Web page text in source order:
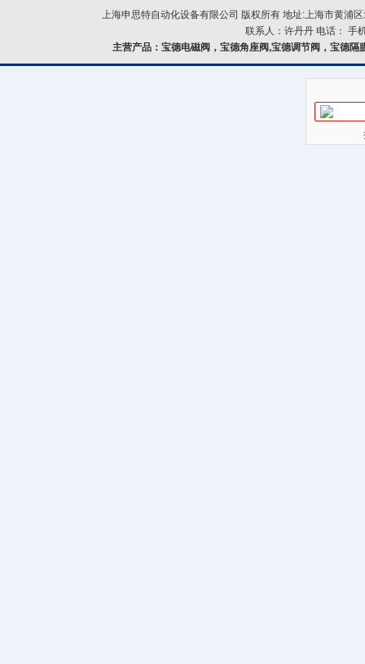
上海申思特自动化设备有限公司 版权所有 地址:上海市黄浦
联系人：许丹丹 电话： 手
主营产品：宝德电磁阀，宝德角座阀,宝德调节阀，宝德